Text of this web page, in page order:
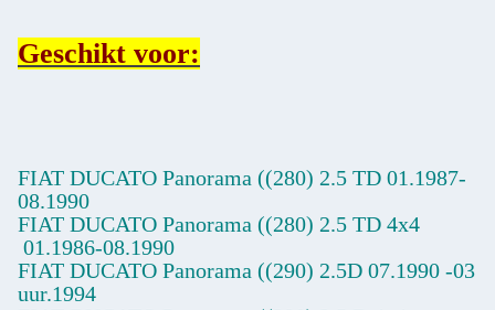
Geschikt voor:
FIAT DUCATO Panorama ((280) 2.5 TD 01.1987-
08.1990
FIAT DUCATO Panorama ((280) 2.5 TD 4x4
01.1986-08.1990
FIAT DUCATO Panorama ((290) 2.5D 07.1990 -03
uur.1994